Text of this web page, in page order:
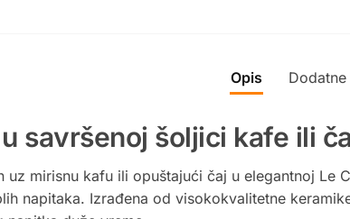
Opis
savršenoj šoljici kafe ili
uz mirisnu kafu ili opuštajući čaj u elegantnoj Le
napitaka. Izrađena od visokokvalitetne